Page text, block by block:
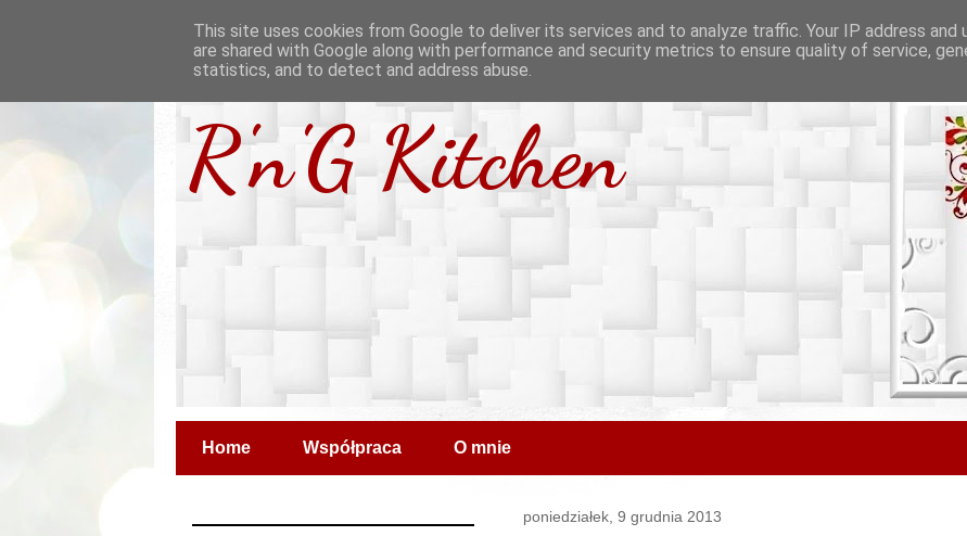
R'n'G Kitchen
Home Współpraca O mnie
poniedziałek, 9 grudnia 2013
This site uses cookies from Google to deliver its services and to analyze traffic. Your IP address and
are shared with Google along with performance and security metrics to ensure quality of service,
statistics, and to detect and address abuse.